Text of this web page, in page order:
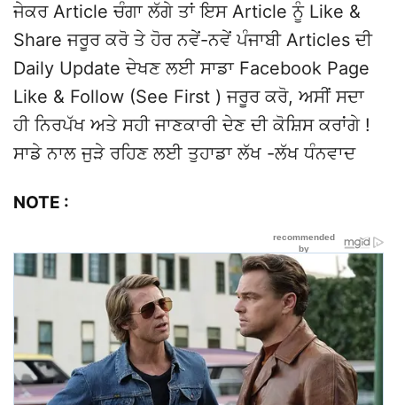
ਜੇਕਰ Article ਚੰਗਾ ਲੱਗੇ ਤਾਂ ਇਸ Article ਨੂੰ Like &
Share ਜਰੂਰ ਕਰੋ ਤੇ ਹੋਰ ਨਵੇਂ-ਨਵੇਂ ਪੰਜਾਬੀ Articles ਦੀ
Daily Update ਦੇਖਣ ਲਈ ਸਾਡਾ Facebook Page
Like & Follow (See First ) ਜਰੂਰ ਕਰੋ, ਅਸੀਂ ਸਦਾ
ਹੀ ਨਿਰਪੱਖ ਅਤੇ ਸਹੀ ਜਾਣਕਾਰੀ ਦੇਣ ਦੀ ਕੋਸ਼ਿਸ ਕਰਾਂਗੇ !
ਸਾਡੇ ਨਾਲ ਜੁੜੇ ਰਹਿਣ ਲਈ ਤੁਹਾਡਾ ਲੱਖ -ਲੱਖ ਧੰਨਵਾਦ
NOTE :